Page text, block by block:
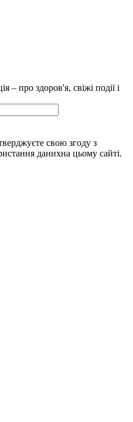
– про здоров'я, свіжі події і
свою згоду з
данихна цьому сайті.